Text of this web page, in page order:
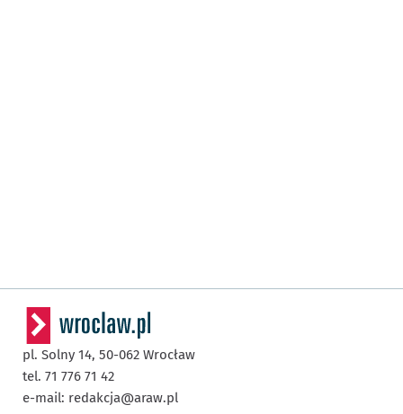
pl. Solny 14, 50-062 Wrocław
tel. 71 776 71 42
e-mail: redakcja@araw.pl